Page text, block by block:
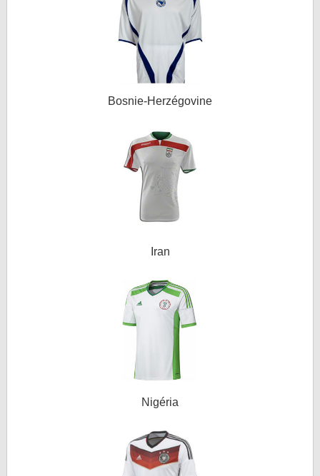
Bosnie-Herzégovine
Iran
Nigéria